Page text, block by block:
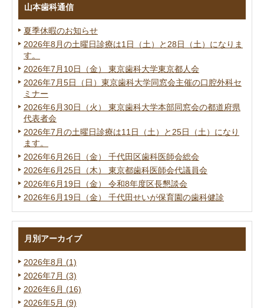
山本歯科通信
夏季休暇のお知らせ
2026年8月の土曜日診療は1日（土）と28日（土）になりま
す。
2026年7月10日（金） 東京歯科大学東京都人会
2026年7月5日（日）東京歯科大学同窓会主催の口腔外科セ
ミナー
2026年6月30日（火） 東京歯科大学本部同窓会の都道府県
代表者会
2026年7月の土曜日診療は11日（土）と25日（土）になり
ます。
2026年6月26日（金） 千代田区歯科医師会総会
2026年6月25日（木） 東京都歯科医師会代議員会
2026年6月19日（金） 令和8年度区長懇談会
2026年6月19日（金） 千代田せいが保育園の歯科健診
月別アーカイブ
2026年8月 (1)
2026年7月 (3)
2026年6月 (16)
2026年5月 (9)